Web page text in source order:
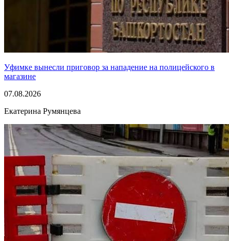
Уфимке вынесли приговор за нападение на полицейского в
магазине
07.08.2026
Екатерина Румянцева